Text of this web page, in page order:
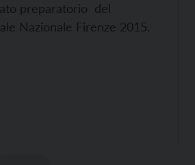
preparatorio del
Nazionale Firenze 2015.